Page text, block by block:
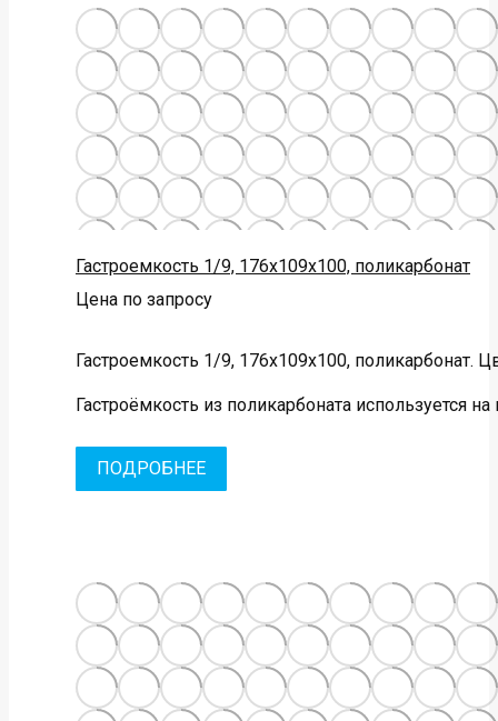
Гастроемкость 1/9, 176х109х100, поликарбонат
Цена по запросу
Гастроемкость 1/9, 176х109х100, поликарбонат.
Гастроёмкость из поликарбоната используется
ПОДРОБНЕЕ